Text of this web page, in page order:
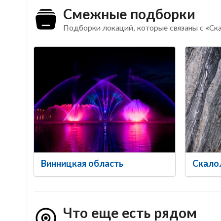
Смежные подборки
Подборки локаций, которые связаны с
Винницкая область
Что еще есть рядом